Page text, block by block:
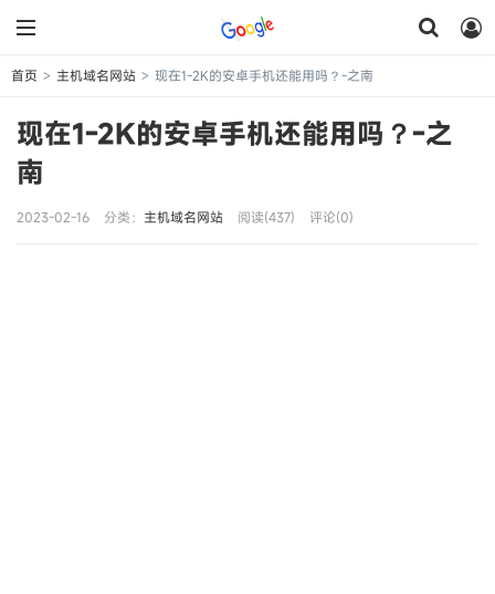
首页 > 主机域名网站 > 现在1-2K的安卓手机还能用吗？-之南
现在1-2K的安卓手机还能用吗？-之
南
2023-02-16 分类： 主机域名网站 阅读(437) 评论(0)